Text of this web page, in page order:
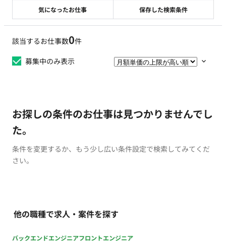
該当するお仕事数0件
募集中のみ表示
お探しの条件のお仕事は見つかりませんでし
た。
条件を変更するか、もう少し広い条件設定で検索してみてくだ
さい。
他の職種で求人・案件を探す
バックエンドエンジニアフロントエンジニア
気になったお仕事 保存した検索条件